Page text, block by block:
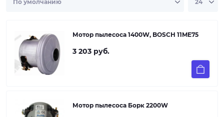
Мотор пылесоса 1400W, BOSCH 11ME75
3 203 руб.
Мотор пылесоса Борк 2200W